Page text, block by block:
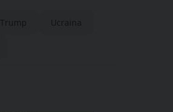
Trump Ucraina